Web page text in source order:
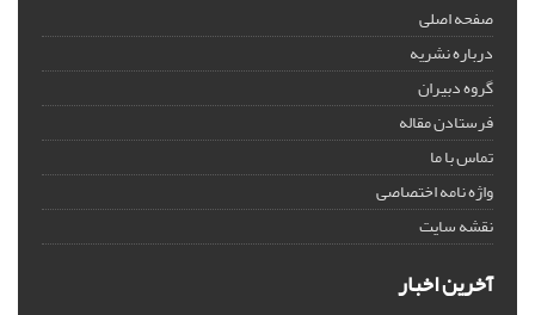
صفحه اصلی
درباره نشریه
گروه دبیران
فرستادن مقاله
تماس با ما
واژه نامه اختصاصی
نقشه سایت
آخرین اخبار